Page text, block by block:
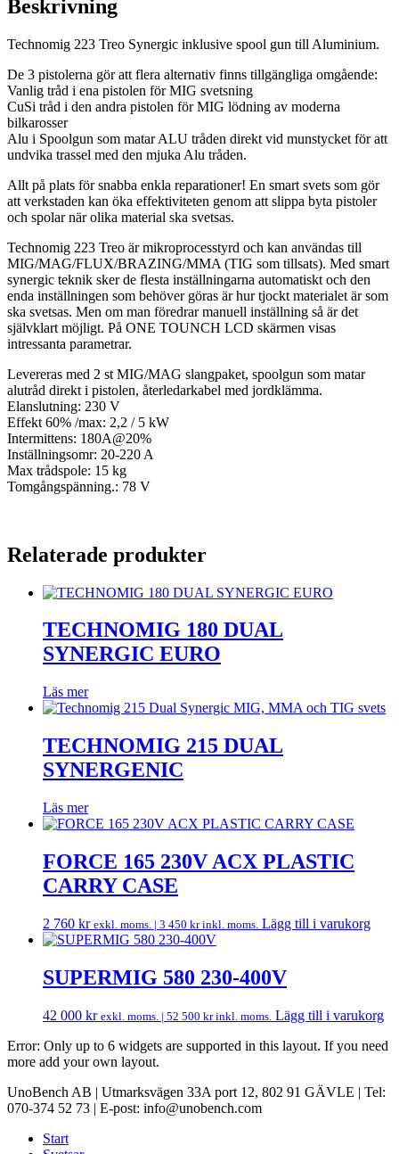
Beskrivning
Technomig 223 Treo Synergic inklusive spool gun till Aluminium.
De 3 pistolerna gör att flera alternativ finns tillgängliga omgående:
Vanlig tråd i ena pistolen för MIG svetsning
CuSi tråd i den andra pistolen för MIG lödning av moderna
bilkarosser
Alu i Spoolgun som matar ALU tråden direkt vid munstycket för att
undvika trassel med den mjuka Alu tråden.
Allt på plats för snabba enkla reparationer! En smart svets som gör
att verkstaden kan öka effektiviteten genom att slippa byta pistoler
och spolar när olika material ska svetsas.
Technomig 223 Treo är mikroprocesstyrd och kan användas till
MIG/MAG/FLUX/BRAZING/MMA (TIG som tillsats). Med smart
synergic teknik sker de flesta inställningarna automatiskt och den
enda inställningen som behöver göras är hur tjockt materialet är som
ska svetsas. Men om man föredrar manuell inställning så är det
självklart möjligt. På ONE TOUNCH LCD skärmen visas
intressanta parametrar.
Levereras med 2 st MIG/MAG slangpaket, spoolgun som matar
alutråd direkt i pistolen, återledarkabel med jordklämma.
Elanslutning: 230 V
Effekt 60% /max: 2,2 / 5 kW
Intermittens: 180A@20%
Inställningsomr: 20-220 A
Max trådspole: 15 kg
Tomgångspänning.: 78 V
Relaterade produkter
TECHNOMIG 180 DUAL
SYNERGIC EURO
Läs mer
TECHNOMIG 215 DUAL
SYNERGENIC
Läs mer
FORCE 165 230V ACX PLASTIC
CARRY CASE
2 760 kr exkl. moms. | 3 450 krinkl. moms. Lägg till i varukorg
SUPERMIG 580 230-400V
42 000 kr exkl. moms. | 52 500 krinkl. moms. Lägg till i varukorg
Error: Only up to 6 widgets are supported in this layout. If you need
more add your own layout.
UnoBench AB | Utmarksvägen 33A port 12, 802 91 GÄVLE | Tel:
070-374 52 73 | E-post: info@unobench.com
Start